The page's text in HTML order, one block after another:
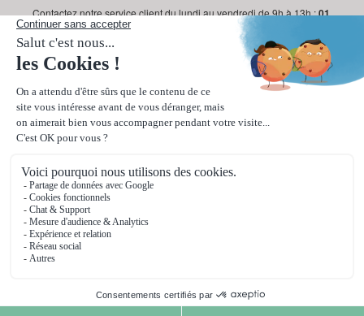
Contactez notre service client du lundi au vendredi de 9h à 13h :01
72 95 18 19
Ou via notreformulaire de contact
Paiement sécurisé
Livraison rapide en 24/48h
© 2026 Ooprint. Tous droits réservés.
ooprint est un service de Web Printing International
86 bis rue de la République 92800 Puteaux (France)